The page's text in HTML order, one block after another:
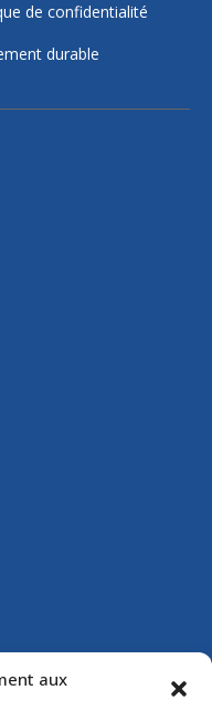
aux
de confidentialité
durable